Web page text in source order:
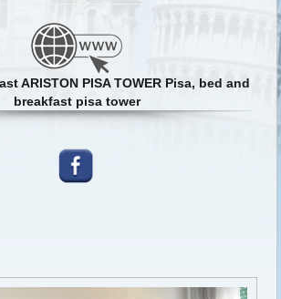
ARISTON PISA TOWER Pisa, bed and
breakfast pisa tower